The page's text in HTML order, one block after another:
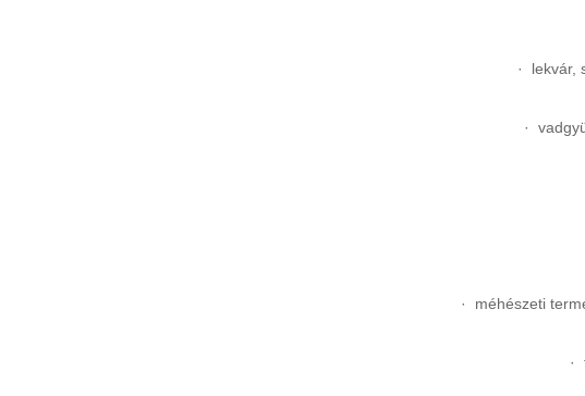
· lekvár,
·
· méhészeti
·